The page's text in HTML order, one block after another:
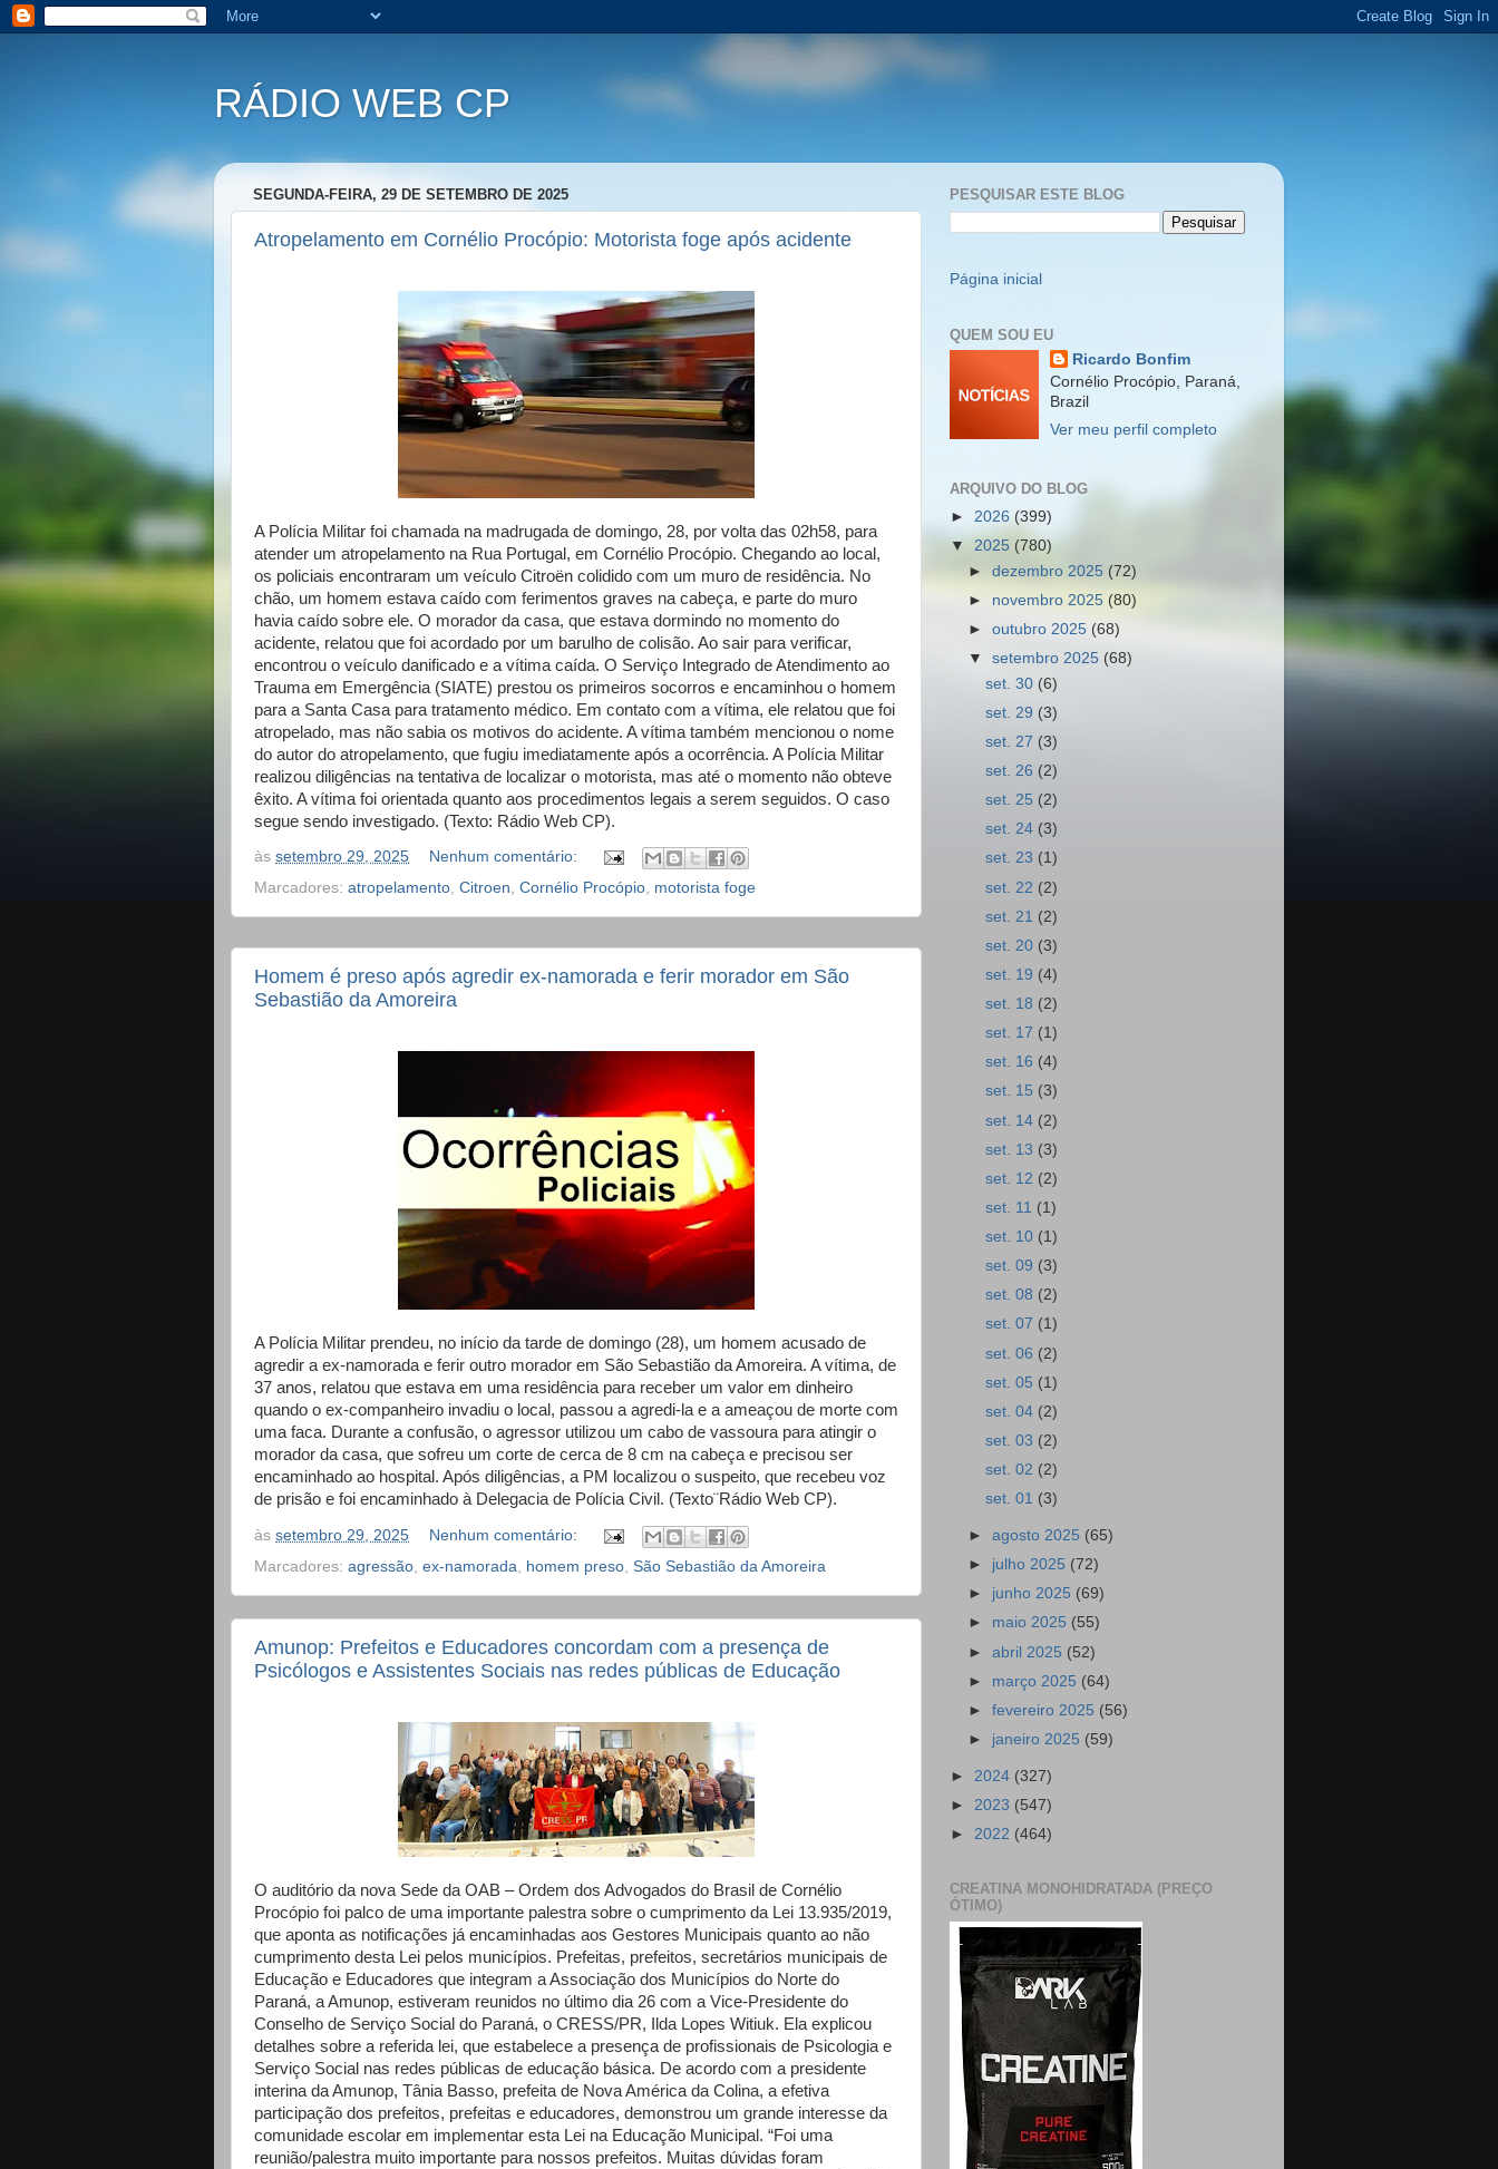
RÁDIO WEB CP
SEGUNDA-FEIRA, 29 DE SETEMBRO DE 2025
Atropelamento em Cornélio Procópio: Motorista foge após acidente
A Polícia Militar foi chamada na madrugada de domingo, 28, por volta das 02h58, para
atender um atropelamento na Rua Portugal, em Cornélio Procópio. Chegando ao local,
os policiais encontraram um veículo Citroën colidido com um muro de residência. No
chão, um homem estava caído com ferimentos graves na cabeça, e parte do muro
havia caído sobre ele. O morador da casa, que estava dormindo no momento do
acidente, relatou que foi acordado por um barulho de colisão. Ao sair para verificar,
encontrou o veículo danificado e a vítima caída. O Serviço Integrado de Atendimento ao
Trauma em Emergência (SIATE) prestou os primeiros socorros e encaminhou o homem
para a Santa Casa para tratamento médico. Em contato com a vítima, ele relatou que foi
atropelado, mas não sabia os motivos do acidente. A vítima também mencionou o nome
do autor do atropelamento, que fugiu imediatamente após a ocorrência. A Polícia Militar
realizou diligências na tentativa de localizar o motorista, mas até o momento não obteve
êxito. A vítima foi orientada quanto aos procedimentos legais a serem seguidos. O caso
segue sendo investigado. (Texto: Rádio Web CP).
às setembro 29, 2025
Nenhum comentário:
Marcadores: atropelamento, Citroen, Cornélio Procópio, motorista foge
Homem é preso após agredir ex-namorada e ferir morador em São
Sebastião da Amoreira
A Polícia Militar prendeu, no início da tarde de domingo (28), um homem acusado de
agredir a ex-namorada e ferir outro morador em São Sebastião da Amoreira. A vítima, de
37 anos, relatou que estava em uma residência para receber um valor em dinheiro
quando o ex-companheiro invadiu o local, passou a agredi-la e a ameaçou de morte com
uma faca. Durante a confusão, o agressor utilizou um cabo de vassoura para atingir o
morador da casa, que sofreu um corte de cerca de 8 cm na cabeça e precisou ser
encaminhado ao hospital. Após diligências, a PM localizou o suspeito, que recebeu voz
de prisão e foi encaminhado à Delegacia de Polícia Civil. (Texto¨Rádio Web CP).
às setembro 29, 2025
Nenhum comentário:
Marcadores: agressão ex-namorada homem preso São Sebastião da Amoreira
Amunop: Prefeitos e Educadores concordam com a presença de
Psicólogos e Assistentes Sociais nas redes públicas de Educação
O auditório da nova Sede da OAB – Ordem dos Advogados do Brasil de Cornélio
Procópio foi palco de uma importante palestra sobre o cumprimento da Lei 13.935/2019,
que aponta as notificações já encaminhadas aos Gestores Municipais quanto ao não
cumprimento desta Lei pelos municípios. Prefeitas, prefeitos, secretários municipais de
Educação e Educadores que integram a Associação dos Municípios do Norte do
Paraná, a Amunop, estiveram reunidos no último dia 26 com a Vice-Presidente do
Conselho de Serviço Social do Paraná, o CRESS/PR, Ilda Lopes Witiuk. Ela explicou
detalhes sobre a referida lei, que estabelece a presença de profissionais de Psicologia e
Serviço Social nas redes públicas de educação básica. De acordo com a presidente
interina da Amunop, Tânia Basso, prefeita de Nova América da Colina, a efetiva
participação dos prefeitos, prefeitas e educadores, demonstrou um grande interesse da
comunidade escolar em implementar esta Lei na Educação Municipal. “Foi uma
reunião/palestra muito importante para nossos prefeitos. Muitas dúvidas foram
PESQUISAR ESTE BLOG
Página inicial
QUEM SOU EU
Ricardo Bonfim
Cornélio Procópio, Paraná,
Brazil
Ver meu perfil completo
ARQUIVO DO BLOG
► 2026 (399)
▼ 2025 (780)
►dezembro 2025 (72)
► novembro 2025 (80)
►outubro 2025 (68)
▼setembro 2025 (68)
set. 30 (6)
set. 29 (3)
set. 27 (3)
set. 26 (2)
set. 25 (2)
set. 24 (3)
set. 23 (1)
set. 22 (2)
set. 21 (2)
set. 20 (3)
set. 19 (4)
set. 18 (2)
set. 17 (1)
set. 16 (4)
set. 15 (3)
set. 14 (2)
set. 13 (3)
set. 12 (2)
set. 11 (1)
set. 10 (1)
set. 09 (3)
set. 08 (2)
set. 07 (1)
set. 06 (2)
set. 05 (1)
set. 04 (2)
set. 03 (2)
set. 02 (2)
set. 01 (3)
►agosto 2025 (65)
► julho 2025 (72)
► junho 2025 (69)
► maio 2025 (55)
►abril 2025 (52)
► março 2025 (64)
►fevereiro 2025 (56)
► janeiro 2025 (59)
► 2024 (327)
► 2023 (547)
► 2022 (464)
CREATINA MONOHIDRATADA (PREÇO
ÓTIMO)